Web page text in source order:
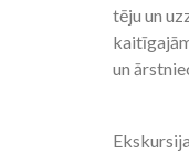
tēju un
un